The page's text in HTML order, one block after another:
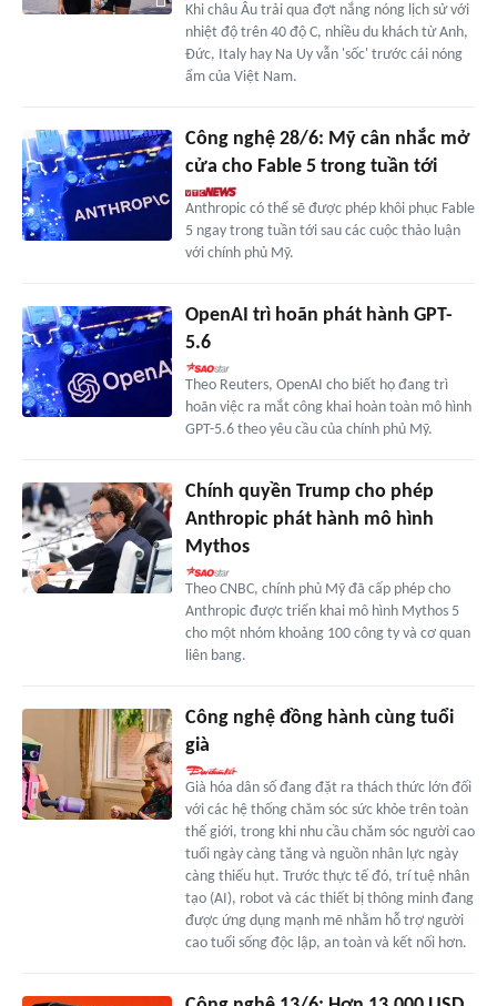
Khi châu Âu trải qua đợt nắng nóng lịch sử với
nhiệt độ trên 40 độ C, nhiều du khách từ Anh,
Đức, Italy hay Na Uy vẫn 'sốc' trước cái nóng
ẩm của Việt Nam.
Công nghệ 28/6: Mỹ cân nhắc mở
cửa cho Fable 5 trong tuần tới
Anthropic có thể sẽ được phép khôi phục Fable
5 ngay trong tuần tới sau các cuộc thảo luận
với chính phủ Mỹ.
OpenAI trì hoãn phát hành GPT-
5.6
Theo Reuters, OpenAI cho biết họ đang trì
hoãn việc ra mắt công khai hoàn toàn mô hình
GPT-5.6 theo yêu cầu của chính phủ Mỹ.
Chính quyền Trump cho phép
Anthropic phát hành mô hình
Mythos
Theo CNBC, chính phủ Mỹ đã cấp phép cho
Anthropic được triển khai mô hình Mythos 5
cho một nhóm khoảng 100 công ty và cơ quan
liên bang.
Công nghệ đồng hành cùng tuổi
già
Già hóa dân số đang đặt ra thách thức lớn đối
với các hệ thống chăm sóc sức khỏe trên toàn
thế giới, trong khi nhu cầu chăm sóc người cao
tuổi ngày càng tăng và nguồn nhân lực ngày
càng thiếu hụt. Trước thực tế đó, trí tuệ nhân
tạo (AI), robot và các thiết bị thông minh đang
được ứng dụng mạnh mẽ nhằm hỗ trợ người
cao tuổi sống độc lập, an toàn và kết nối hơn.